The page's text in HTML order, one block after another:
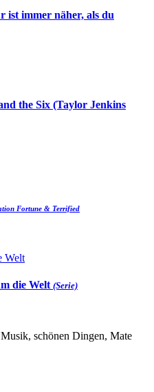
ist immer näher, als du
the Six (Taylor Jenkins
Fortune & Terrified
die Welt (Serie)
schönen Dingen, Mate